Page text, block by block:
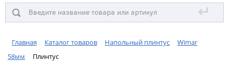
↵
Главная Каталог товаров Напольный плинтус
Wimar
58мм
Плинтус